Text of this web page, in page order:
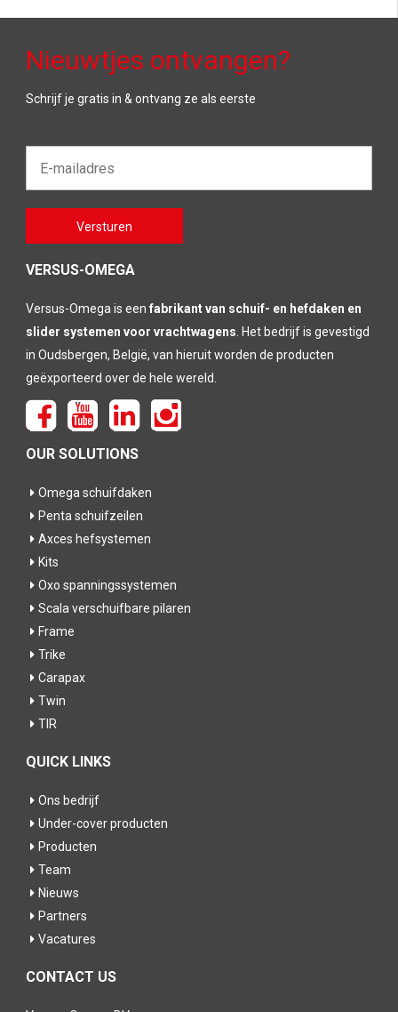
Nieuwtjes ontvangen?
Schrijf je gratis in & ontvang ze als eerste
mailadres*
laten
Versturen
VERSUS-OMEGA
Versus-Omega is een fabrikant van schuif- en hefdaken en
slider systemen voor vrachtwagens . Het bedrijf is gevestigd
in Oudsbergen, België, van hieruit worden de producten
geëxporteerd over de hele wereld.
OUR SOLUTIONS
Omega schuifdaken
Penta schuifzeilen
Axces hefsystemen
Kits
Oxo spanningssystemen
Scala verschuifbare pilaren
Frame
Trike
Carapax
Twin
TIR
QUICK LINKS
Ons bedrijf
Under-cover producten
Producten
Team
Nieuws
Partners
Vacatures
CONTACT US